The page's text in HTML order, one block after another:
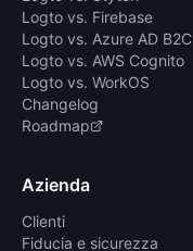
Logto vs. Firebase
Logto vs. Azure AD B2C
Logto vs. AWS Cognito
Logto vs. WorkOS
Changelog
Roadmap
Azienda
Clienti
Fiducia e sicurezza